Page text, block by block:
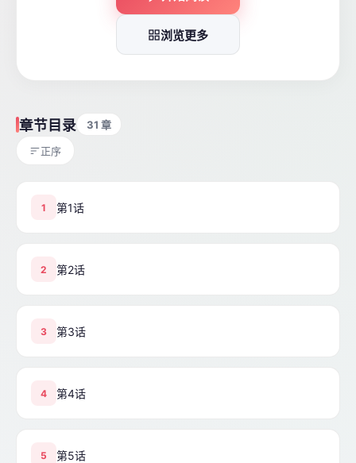
浏览更多
章节目录 31 章
正序
1 第1话
2 第2话
3 第3话
4 第4话
5 第5话